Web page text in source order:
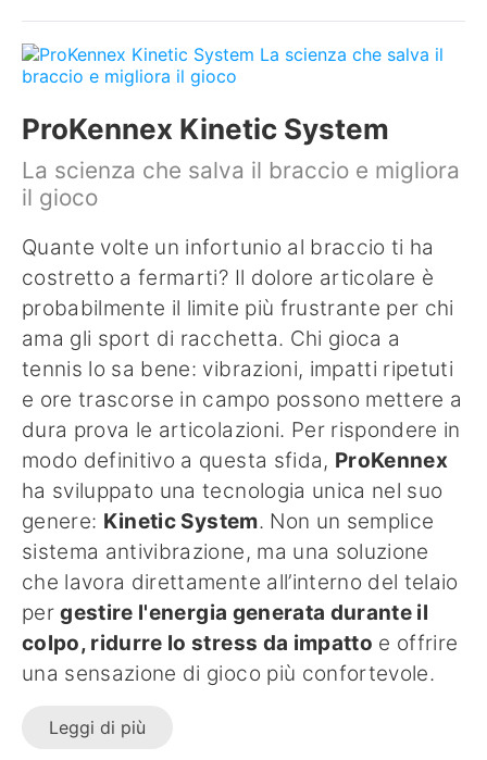
ProKennex Kinetic System
La scienza che salva il braccio e migliora
il gioco
Quante volte un infortunio al braccio ti ha
costretto a fermarti? Il dolore articolare è
probabilmente il limite più frustrante per chi
ama gli sport di racchetta. Chi gioca a
tennis lo sa bene: vibrazioni, impatti ripetuti
e ore trascorse in campo possono mettere a
dura prova le articolazioni. Per rispondere in
modo definitivo a questa sfida, ProKennex
ha sviluppato una tecnologia unica nel suo
genere: Kinetic System. Non un semplice
sistema antivibrazione, ma una soluzione
che lavora direttamente all’interno del telaio
pergestire l'energia generata durante il
colpo, ridurre lo stress da impatto e offrire
una sensazione di gioco più confortevole.
Leggi di più